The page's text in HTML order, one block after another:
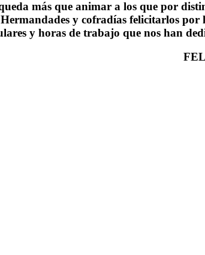
más que animar a los que por
y cofradías felicitarlos
y horas de trabajo que nos han